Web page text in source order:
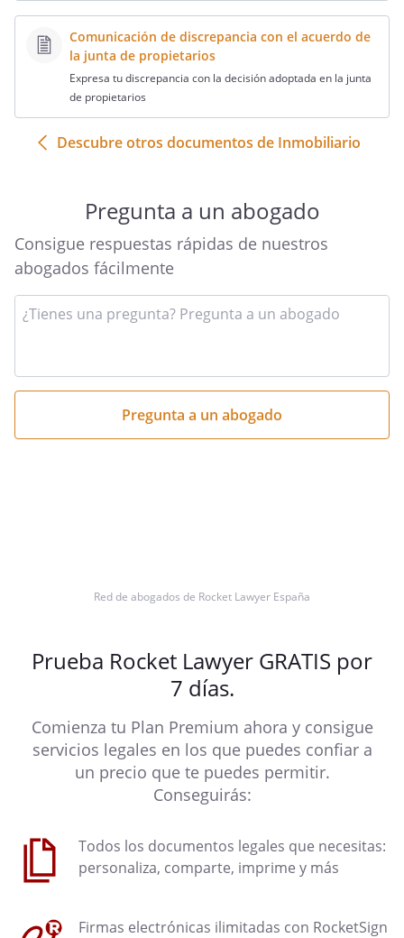
Comunicación de discrepancia con el acuerdo de
la junta de propietarios
Expresa tu discrepancia con la decisión adoptada en la junta
de propietarios
Descubre otros documentos de Inmobiliario
Pregunta a un abogado
Consigue respuestas rápidas de nuestros
abogados fácilmente
tu
pregunta
Red de abogados de Rocket Lawyer España
Prueba Rocket Lawyer GRATIS por
7 días.
Comienza tu Plan Premium ahora y consigue
servicios legales en los que puedes confiar a
un precio que te puedes permitir.
Conseguirás:
Todos los documentos legales que necesitas:
personaliza, comparte, imprime y más
Firmas electrónicas ilimitadas con RocketSign